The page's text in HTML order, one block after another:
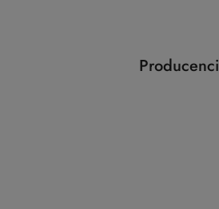
Pomiń karuzelę producentów
Producenci